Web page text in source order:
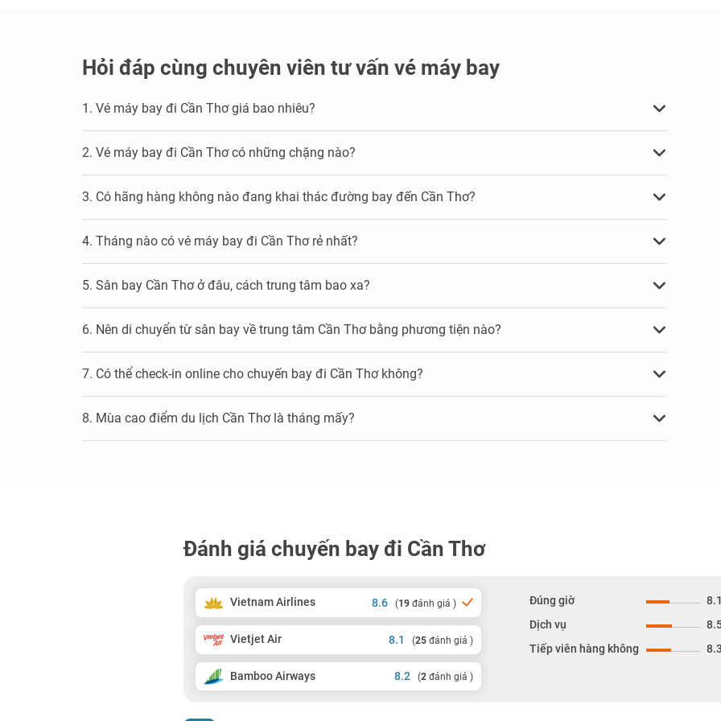
Hỏi đáp cùng chuyên viên tư vấn vé máy bay
1. Vé máy bay đi Cần Thơ giá bao nhiêu?
2. Vé máy bay đi Cần Thơ có những chặng nào?
3. Có hãng hàng không nào đang khai thác đường bay đến Cần Thơ?
4. Tháng nào có vé máy bay đi Cần Thơ rẻ nhất?
5. Sân bay Cần Thơ ở đâu, cách trung tâm bao xa?
6. Nên di chuyển từ sân bay về trung tâm Cần Thơ bằng phương tiện nào?
7. Có thể check-in online cho chuyến bay đi Cần Thơ không?
8. Mùa cao điểm du lịch Cần Thơ là tháng mấy?
Đánh giá chuyến bay đi Cần Thơ
Vietnam Airlines 8.6 (19 đánh giá )
Vietjet Air 8.1 (25 đánh giá )
Bamboo Airways 8.2 (2 đánh giá )
Đúng giờ
8.1
Dịch vụ
Tiếp viên hàng không
8.3